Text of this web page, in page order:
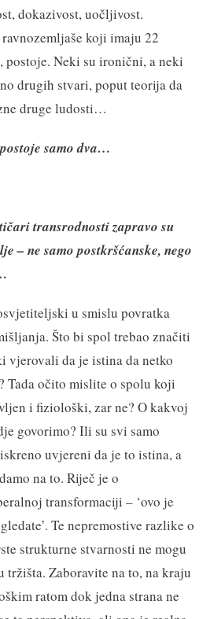
dokazivost, uočljivost.
koji imaju 22
postoje. Neki su ironični, a neki
drugih stvari, poput teorija da
druge ludosti…
samo dva…
transrodnosti zapravo su
– ne samo postkršćanske, nego
u smislu povratka
Što bi spol trebao značiti
vjerovali da je istina da netko
Tada očito mislite o spolu koji
i fiziološki, zar ne? O kakvoj
govorimo? Ili su svi samo
uvjereni da je to istina, a
na to. Riječ je o
transformaciji – ‘ovo je
Te nepremostive razlike o
strukturne stvarnosti ne mogu
Zaboravite na to, na kraju
ratom dok jedna strana ne